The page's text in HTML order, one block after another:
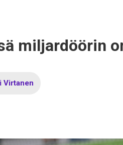
miljardöörin
Virtanen